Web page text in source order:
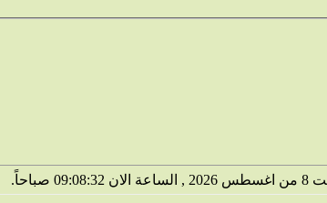
الان 09:08:33 صباحاً.